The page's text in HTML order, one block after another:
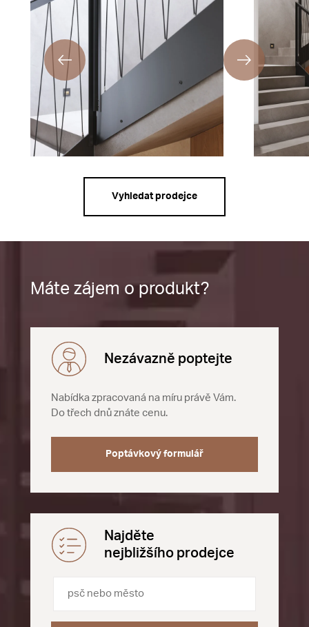
Vyhledat prodejce
Máte zájem o produkt?
Nezávazně poptejte
Nabídka zpracovaná na míru právě Vám.
Do třech dnů znáte cenu.
Poptávkový formulář
Najděte
nejbližšího prodejce